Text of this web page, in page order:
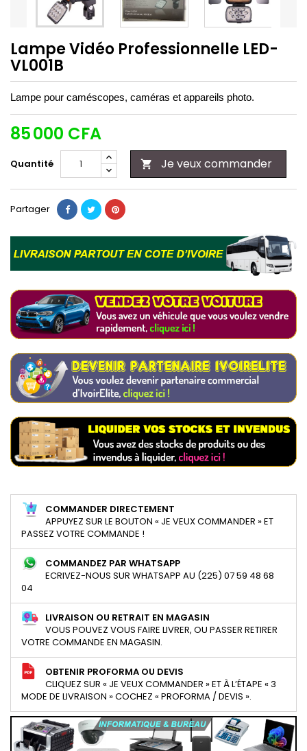
Lampe Vidéo Professionnelle LED-
VL001B
Lampe pour caméscopes, caméras et appareils photo.
85 000 CFA
Quantité  Je veux commander
Partager
COMMANDER DIRECTEMENT
APPUYEZ SUR LE BOUTON « JE VEUX COMMANDER » ET
PASSEZ VOTRE COMMANDE !
COMMANDEZ PAR WHATSAPP
ECRIVEZ-NOUS SUR WHATSAPP AU (225) 07 59 48 68
04
LIVRAISON OU RETRAIT EN MAGASIN
VOUS POUVEZ VOUS FAIRE LIVRER, OU PASSER RETIRER
VOTRE COMMANDE EN MAGASIN.
OBTENIR PROFORMA OU DEVIS
CLIQUEZ SUR « JE VEUX COMMANDER » ET À L’ÉTAPE « 3
MODE DE LIVRAISON » COCHEZ « PROFORMA / DEVIS ».